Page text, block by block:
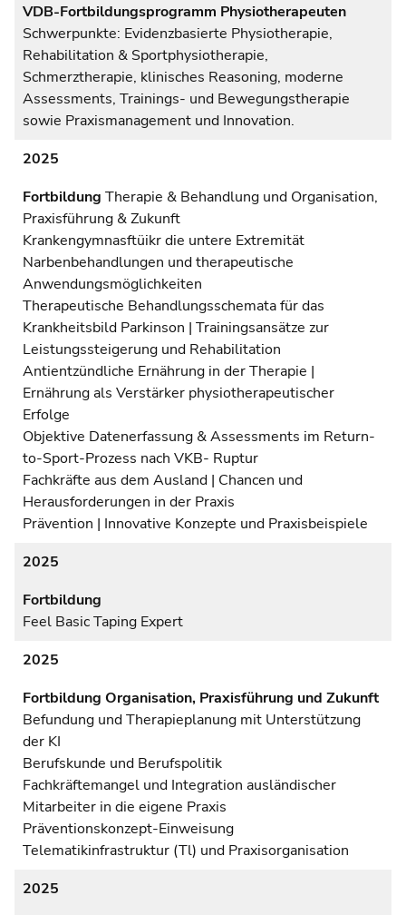
VDB-Fortbildungsprogramm Physiotherapeuten
Schwerpunkte: Evidenzbasierte Physiotherapie,
Rehabilitation & Sportphysiotherapie,
Schmerztherapie, klinisches Reasoning, moderne
Assessments, Trainings- und Bewegungstherapie
sowie Praxismanagement und Innovation.
2025
Fortbildung Therapie & Behandlung und Organisation,
Praxisführung & Zukunft
Krankengymnasftüikr die untere Extremität
Narbenbehandlungen und therapeutische
Anwendungsmöglichkeiten
Therapeutische Behandlungsschemata für das
Krankheitsbild Parkinson | Trainingsansätze zur
Leistungssteigerung und Rehabilitation
Antientzündliche Ernährung in der Therapie |
Ernährung als Verstärker physiotherapeutischer
Erfolge
Objektive Datenerfassung & Assessments im Return-
to-Sport-Prozess nach VKB- Ruptur
Fachkräfte aus dem Ausland | Chancen und
Herausforderungen in der Praxis
Prävention | Innovative Konzepte und Praxisbeispiele
2025
Fortbildung
Feel Basic Taping Expert
2025
Fortbildung Organisation, Praxisführung und Zukunft
Befundung und Therapieplanung mit Unterstützung
der KI
Berufskunde und Berufspolitik
Fachkräftemangel und Integration ausländischer
Mitarbeiter in die eigene Praxis
Präventionskonzept-Einweisung
Telematikinfrastruktur (Tl) und Praxisorganisation
2025